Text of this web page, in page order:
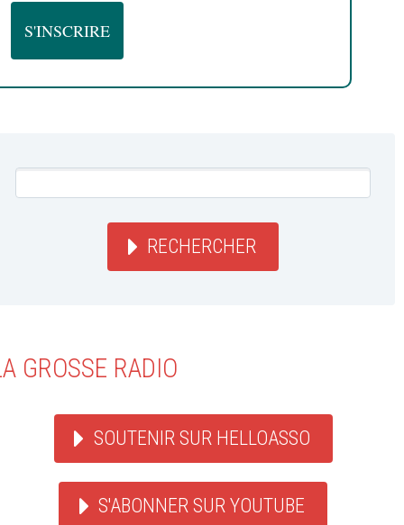
RECHERCHER
GROSSE RADIO
SOUTENIR SUR HELLOASSO
S'ABONNER SUR YOUTUBE